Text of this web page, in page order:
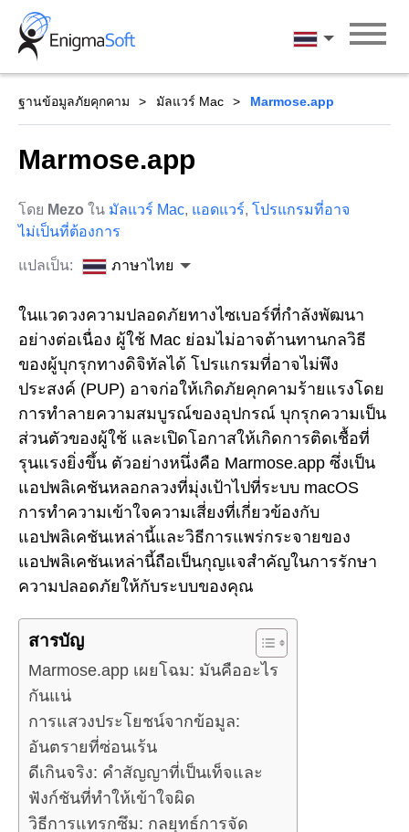
Skip
content
ภาษาไทย
ฐานข้อมูลภัยคุกคาม มัลแวร์ Mac Marmose.app
Marmose.app
โดย Mezo ใน มัลแวร์ Mac, แอดแวร์, โปรแกรมที่อาจ
ไม่เป็นที่ต้องการ
แปลเป็น: ภาษาไทย
ในแวดวงความปลอดภัยทางไซเบอร์ที่กำลังพัฒนา
อย่างต่อเนื่อง ผู้ใช้ Mac ย่อมไม่อาจต้านทานกลวิธี
ของผู้บุกรุกทางดิจิทัลได้ โปรแกรมที่อาจไม่พึง
ประสงค์ (PUP) อาจก่อให้เกิดภัยคุกคามร้ายแรงโดย
การทำลายความสมบูรณ์ของอุปกรณ์ บุกรุกความเป็น
ส่วนตัวของผู้ใช้ และเปิดโอกาสให้เกิดการติดเชื้อที่
รุนแรงยิ่งขึ้น ตัวอย่างหนึ่งคือ Marmose.app ซึ่งเป็น
แอปพลิเคชันหลอกลวงที่มุ่งเป้าไปที่ระบบ macOS
การทำความเข้าใจความเสี่ยงที่เกี่ยวข้องกับ
แอปพลิเคชันเหล่านี้และวิธีการแพร่กระจายของ
แอปพลิเคชันเหล่านี้ถือเป็นกุญแจสำคัญในการรักษา
ความปลอดภัยให้กับระบบของคุณ
สารบัญ
Marmose.app เผยโฉม: มันคืออะไร
กันแน่
การแสวงประโยชน์จากข้อมูล:
อันตรายที่ซ่อนเร้น
ดีเกินจริง: คำสัญญาที่เป็นเท็จและ
ฟังก์ชันที่ทำให้เข้าใจผิด
วิธีการแทรกซึม: กลยุทธ์การจัด